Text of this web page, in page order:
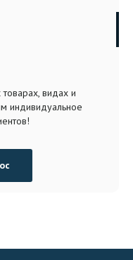
видах и
индивидуальное